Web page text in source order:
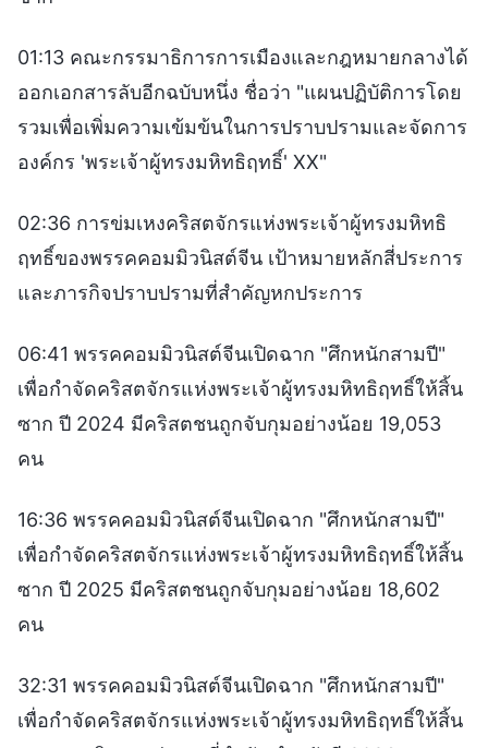
01:13 คณะกรรมาธิการการเมืองและกฎหมายกลางได้
ออกเอกสารลับอีกฉบับหนึ่ง ชื่อว่า "แผนปฏิบัติการโดย
รวมเพื่อเพิ่มความเข้มข้นในการปราบปรามและจัดการ
องค์กร 'พระเจ้าผู้ทรงมหิทธิฤทธิ์' XX"
02:36 การข่มเหงคริสตจักรแห่งพระเจ้าผู้ทรงมหิทธิ
ฤทธิ์ของพรรคคอมมิวนิสต์จีน เป้าหมายหลักสี่ประการ
และภารกิจปราบปรามที่สำคัญหกประการ
06:41 พรรคคอมมิวนิสต์จีนเปิดฉาก "ศึกหนักสามปี"
เพื่อกำจัดคริสตจักรแห่งพระเจ้าผู้ทรงมหิทธิฤทธิ์ให้สิ้น
ซาก ปี 2024 มีคริสตชนถูกจับกุมอย่างน้อย 19,053
คน
16:36 พรรคคอมมิวนิสต์จีนเปิดฉาก "ศึกหนักสามปี"
เพื่อกำจัดคริสตจักรแห่งพระเจ้าผู้ทรงมหิทธิฤทธิ์ให้สิ้น
ซาก ปี 2025 มีคริสตชนถูกจับกุมอย่างน้อย 18,602
คน
32:31 พรรคคอมมิวนิสต์จีนเปิดฉาก "ศึกหนักสามปี"
เพื่อกำจัดคริสตจักรแห่งพระเจ้าผู้ทรงมหิทธิฤทธิ์ให้สิ้น